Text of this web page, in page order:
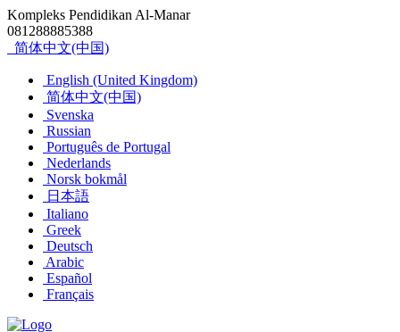
Kompleks Pendidikan Al-Manar
081288885388
简体中文(中国)
English (United Kingdom)
简体中文(中国)
Svenska
Russian
Português de Portugal
Nederlands
Norsk bokmål
日本語
Italiano
Greek
Deutsch
Arabic
Español
Français